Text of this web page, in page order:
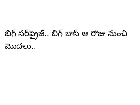
బిగ్ సర్‌ప్రైజ్‌.. బిగ్ బాస్‌ ఆ రోజు నుంచి
మొదలు..